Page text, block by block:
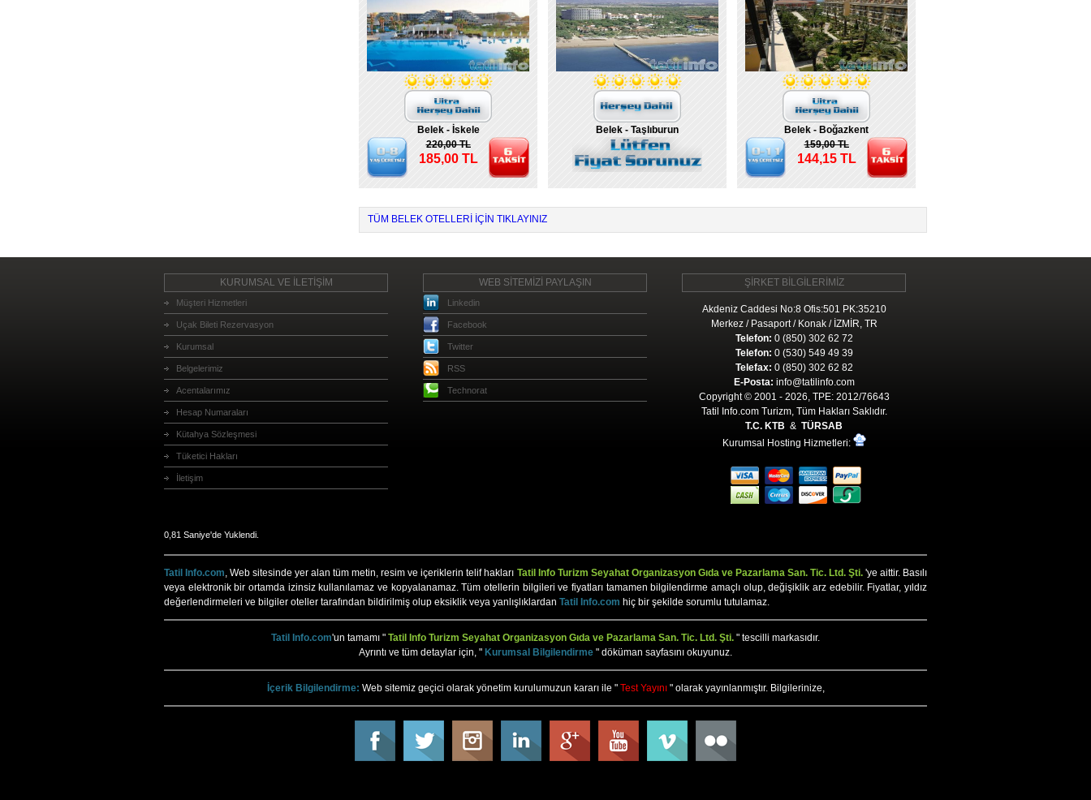
Belek - İskele
220,00 TL
185,00 TL
Belek - Taşlıburun
Belek - Boğazkent
159,00 TL
144,15 TL
TÜM BELEK OTELLERI IÇIN TIKLAYINIZ
KURUMSAL VE İLETİŞİM
Müşteri Hizmetleri
Uçak Bileti Rezervasyon
Kurumsal
Belgelerimiz
Acentalarımız
Hesap Numaraları
Kütahya Sözleşmesi
Tüketici Hakları
İletişim
WEB SİTEMİZİ PAYLAŞIN
Linkedin
Facebook
Twitter
RSS
Technorat
ŞİRKET BİLGİLERİMİZ
Akdeniz Caddesi No:8 Ofis:501 PK:35210
Merkez / Pasaport / Konak / İZMİR, TR
Telefon: 0 (850) 302 62 72
Telefon: 0 (530) 549 49 39
Telefax: 0 (850) 302 62 82
E-Posta: info@tatilinfo.com
Copyright © 2001 - 2026, TPE: 2012/76643
Tatil Info.com Turizm, Tüm Hakları Saklıdır.
T.C. KTB & TÜRSAB
Kurumsal Hosting Hizmetleri:
0,81 Saniye'de Yuklendi.
Tatil Info.com, Web sitesinde yer alan tüm metin, resim ve içeriklerin telif hakları Tatil Info Turizm Seyahat Organizasyon Gıda ve Pazarlama San. Tic. Ltd. Şti.'ye aittir. Basılı
veya elektronik bir ortamda izinsiz kullanılamaz ve kopyalanamaz. Tüm otellerin bilgileri ve fiyatları tamamen bilgilendirme amaçlı olup, değişiklik arz edebilir. Fiyatlar, yıldız
değerlendirmeleri ve bilgiler oteller tarafından bildirilmiş olup eksiklik veya yanlışlıklardan Tatil Info.com hiç bir şekilde sorumlu tutulamaz.
Tatil Info.com'un tamamı " Tatil Info Turizm Seyahat Organizasyon Gıda ve Pazarlama San. Tic. Ltd. Şti. " tescilli markasıdır.
Ayrıntı ve tüm detaylar için, " Kurumsal Bilgilendirme " döküman sayfasını okuyunuz.
İçerik Bilgilendirme: Web sitemiz geçici olarak yönetim kurulumuzun kararı ile " Test Yayını" olarak yayınlanmıştır. Bilgilerinize,